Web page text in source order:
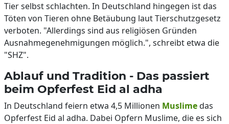
Tier selbst schlachten. In Deutschland hingegen ist das
Töten von Tieren ohne Betäubung laut Tierschutzgesetz
verboten. "Allerdings sind aus religiösen Gründen
Ausnahmegenehmigungen möglich.", schreibt etwa die
"SHZ".
Ablauf und Tradition - Das passiert
beim Opferfest Eid al adha
In Deutschland feiern etwa 4,5 Millionen Muslimedas
Opferfest Eid al adha. Dabei Opfern Muslime, die es sich